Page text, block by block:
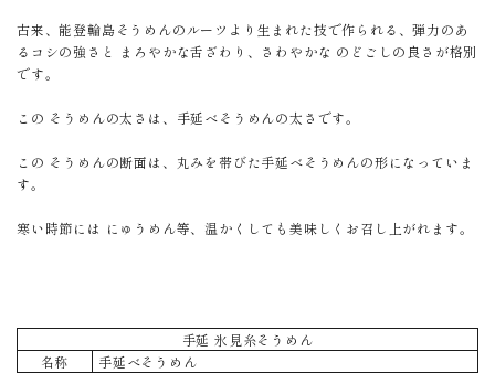
古来、能登輪島そうめんのルーツより生まれた技で作られる、弾力のあ
るコシの強さと まろやかな舌ざわり、さわやかな のどごしの良さが格別
です。
この そうめんの太さは、手延べそうめんの太さです。
この そうめんの断面は、丸みを帯びた手延べそうめんの形になっていま
す。
寒い時節には にゅうめん等、温かくしても美味しくお召し上がれます。
手延 氷見糸そうめん
名称
手延べそうめん